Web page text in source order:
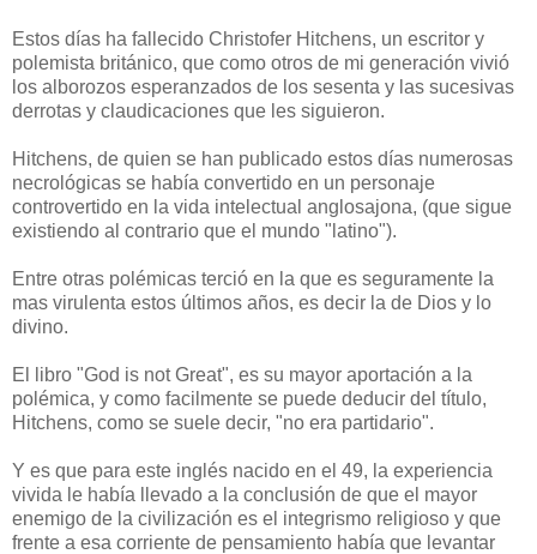
Estos días ha fallecido Christofer Hitchens, un escritor y
polemista británico, que como otros de mi generación vivió
los alborozos esperanzados de los sesenta y las sucesivas
derrotas y claudicaciones que les siguieron.
Hitchens, de quien se han publicado estos días numerosas
necrológicas se había convertido en un personaje
controvertido en la vida intelectual anglosajona, (que sigue
existiendo al contrario que el mundo "latino").
Entre otras polémicas terció en la que es seguramente la
mas virulenta estos últimos años, es decir la de Dios y lo
divino.
El libro "God is not Great", es su mayor aportación a la
polémica, y como facilmente se puede deducir del título,
Hitchens, como se suele decir, "no era partidario".
Y es que para este inglés nacido en el 49, la experiencia
vivida le había llevado a la conclusión de que el mayor
enemigo de la civilización es el integrismo religioso y que
frente a esa corriente de pensamiento había que levantar